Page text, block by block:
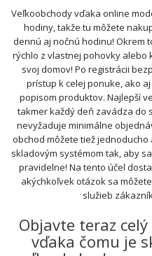
Veľkoobchody vďaka online
hodiny, takže tu môžete
dennú aj nočnú hodinu! Okrem
rýchlo z vlastnej pohovky alebo
svoj domov! Po registrácii
prístup k celej ponuke, ako
popisom produktov. Najlepší
takmer každý deň zavádza do
nevyžaduje minimálne
obchod môžete tiež
skladovým systémom tak, aby
pravidelne! Na tento účel
akýchkoľvek otázok sa
služieb
Objavte teraz
vďaka čomu je